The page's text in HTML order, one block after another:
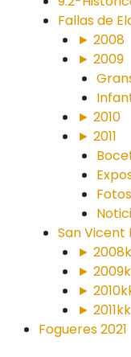
Fallas de
► 2008
► 2009
► 2010
► 2011
San Vicent
►
►
►
► 2011kk
Fogueres 2021